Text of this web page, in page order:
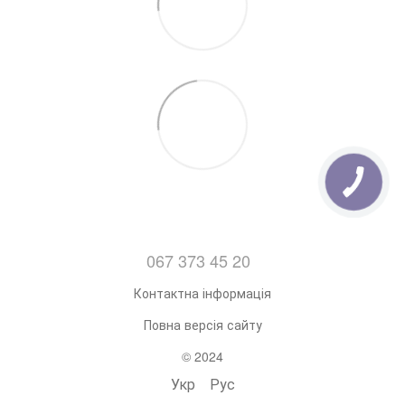
067 373 45 20
Контактна інформація
Повна версія сайту
© 2024
Укр Рус